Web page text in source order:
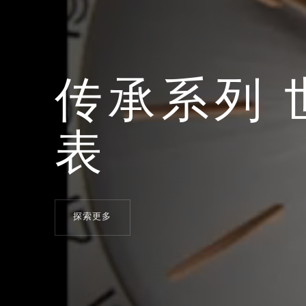
传承系列
表
探索更多